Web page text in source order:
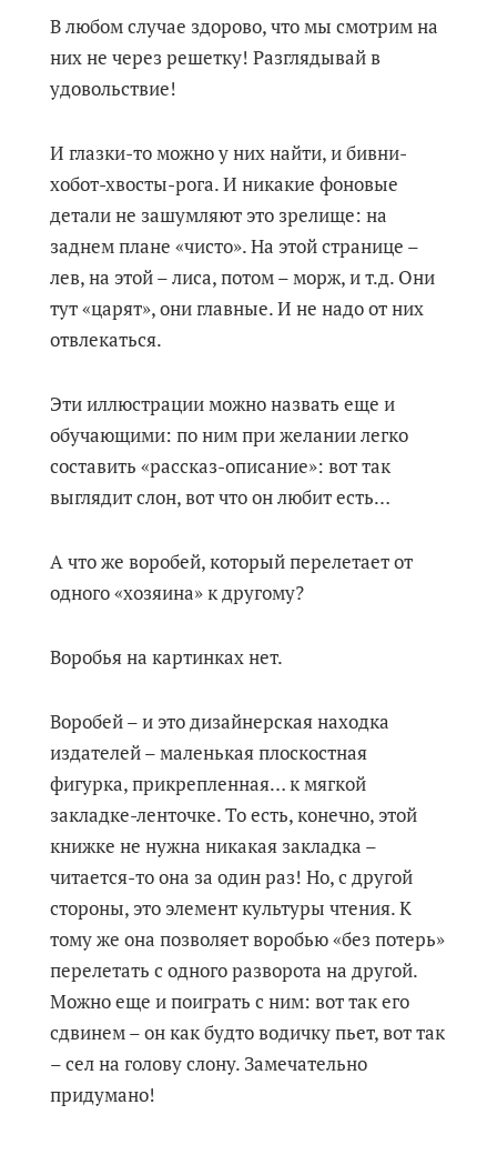
В любом случае здорово, что мы смотрим на
них не через решетку! Разглядывай в
удовольствие!
И глазки-то можно у них найти, и бивни-
хобот-хвосты-рога. И никакие фоновые
детали не зашумляют это зрелище: на
заднем плане «чисто». На этой странице –
лев, на этой – лиса, потом – морж, и т.д. Они
тут «царят», они главные. И не надо от них
отвлекаться.
Эти иллюстрации можно назвать еще и
обучающими: по ним при желании легко
составить «рассказ-описание»: вот так
выглядит слон, вот что он любит есть…
А что же воробей, который перелетает от
одного «хозяина» к другому?
Воробья на картинках нет.
Воробей – и это дизайнерская находка
издателей – маленькая плоскостная
фигурка, прикрепленная… к мягкой
закладке-ленточке. То есть, конечно, этой
книжке не нужна никакая закладка –
читается-то она за один раз! Но, с другой
стороны, это элемент культуры чтения. К
тому же она позволяет воробью «без потерь»
перелетать с одного разворота на другой.
Можно еще и поиграть с ним: вот так его
сдвинем – он как будто водичку пьет, вот так
– сел на голову слону. Замечательно
придумано!